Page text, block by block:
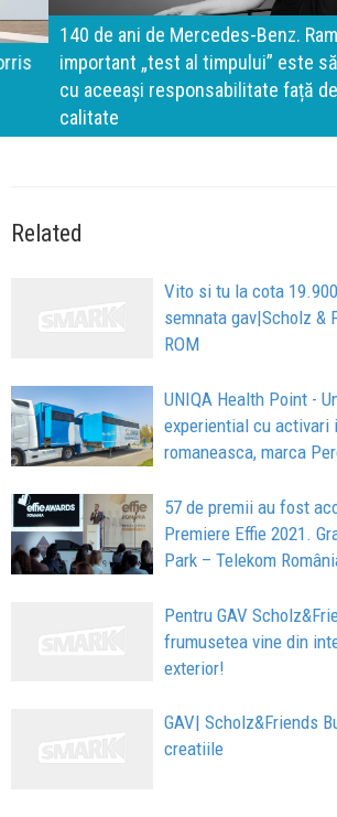
140 de ani de Mercedes-Benz. Ramona
important „test al timpului” este să
cu aceeași responsabilitate față de
calitate
Related
Vito si tu la cota
semnata gav|Scholz &
ROM
UNIQA Health Point -
experiential cu activari
romaneasca, marca
57 de premii au fost
Premiere Effie 2021.
Park – Telekom
Pentru GAV
frumusetea vine din
exterior!
GAV| Scholz&Friends
creatiile